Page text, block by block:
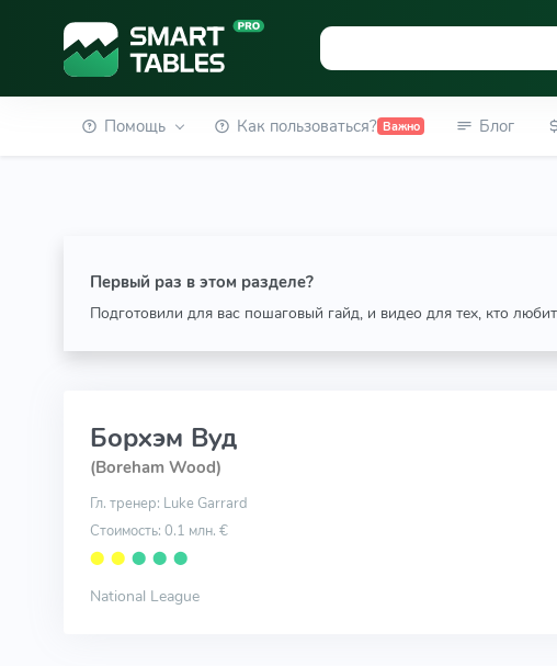
Помощь Как пользоваться? Важно Блог
Первый раз в этом разделе?
Подготовили для вас пошаговый гайд, и видео для тех, кто
Борхэм Вуд
(Boreham Wood)
Гл. тренер: Luke Garrard
Стоимость: 0.1 млн. €
⬤ ⬤ ⬤ ⬤ ⬤
National League